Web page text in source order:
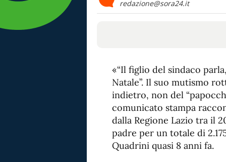
redazione@sora24.it
«“Il figlio del sindaco
Natale”. Il suo mutismo
indietro, non del
comunicato stampa
dalla Regione Lazio tra il
padre per un totale di
Quadrini quasi 8 anni fa.